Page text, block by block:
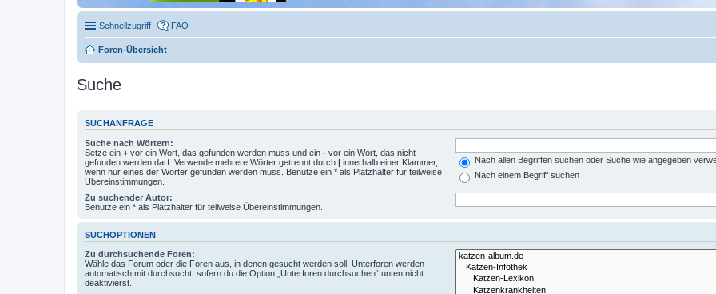
Schnellzugriff FAQ
Foren-Übersicht
Suche
SUCHANFRAGE
Suche nach Wörtern:
Setze ein + vor ein Wort, das gefunden werden muss und ein - vor ein Wort, das nicht
gefunden werden darf. Verwende mehrere Wörter getrennt durch | innerhalb einer Klammer,
wenn nur eines der Wörter gefunden werden muss. Benutze ein * als Platzhalter für teilweise
Übereinstimmungen.
Nach allen Begriffen suchen oder Suche wie angegeben
Nach einem Begriff suchen
Zu suchender Autor:
Benutze ein * als Platzhalter für teilweise Übereinstimmungen.
SUCHOPTIONEN
Zu durchsuchende Foren:
Wähle das Forum oder die Foren aus, in denen gesucht werden soll. Unterforen werden
automatisch mit durchsucht, sofern du die Option „Unterforen durchsuchen“ unten nicht
deaktivierst.